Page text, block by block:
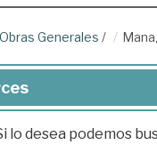
Obras Generales /
desea podemos